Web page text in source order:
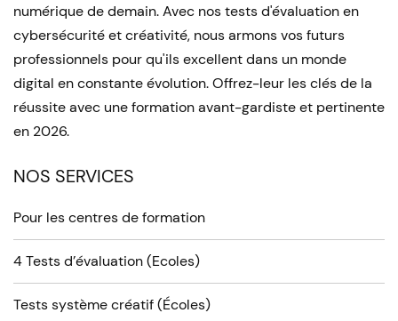
numérique de demain. Avec nos tests d'évaluation en
cybersécurité et créativité, nous armons vos futurs
professionnels pour qu'ils excellent dans un monde
digital en constante évolution. Offrez-leur les clés de la
réussite avec une formation avant-gardiste et pertinente
en 2026.
NOS SERVICES
Pour les centres de formation
4 Tests d’évaluation (Ecoles)
Tests système créatif (Écoles)